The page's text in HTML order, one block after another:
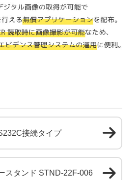
接続タイプ
スタンド STND-22F-006